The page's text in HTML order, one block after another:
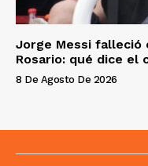
Jorge Messi falleció
Rosario: qué dice el
8 De Agosto De 2026